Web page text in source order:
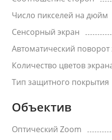
Число пикселей на дюйм
Сенсорный экран
Автоматический поворот
Количество цветов
Тип защитного покрытия
Объектив
Оптический Zoom